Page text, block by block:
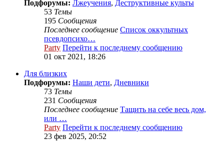
Подфорумы: Лжеучения, Деструктивные культы
53 Темы
195 Сообщения
Последнее сообщение Список оккультных
псевдопсихо…
Party Перейти к последнему сообщению
01 окт 2021, 18:26
Для близких
Подфорумы: Наши дети, Дневники
73 Темы
231 Сообщения
Последнее сообщение Тащить на себе весь дом,
или …
Party Перейти к последнему сообщению
23 фев 2025, 20:52